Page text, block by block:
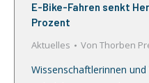
E-Bike-Fahren senkt
Prozent
Aktuelles
Von Thorben
Wissenschaftlerinnen